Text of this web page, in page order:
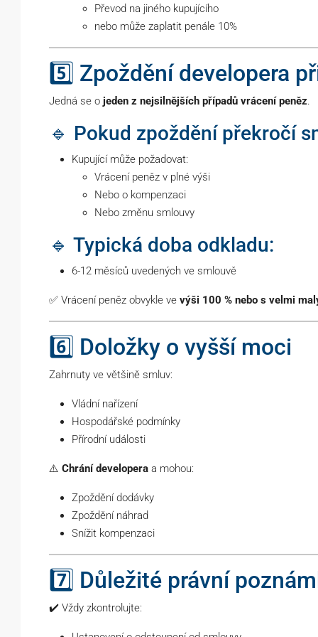
Převod na jiného kupujícího
nebo může zaplatit penále 10%
5️⃣ Zpoždění developera
Jedná se o jeden z nejsilnějších případů vrácení peněz.
🔹 Pokud zpoždění překročí
Kupující může požadovat:
Vrácení peněz v plné výši
Nebo o kompenzaci
Nebo změnu smlouvy
🔹 Typická doba odkladu:
6-12 měsíců uvedených ve smlouvě
✅ Vrácení peněz obvykle ve výši 100 % nebo s velmi
6️⃣ Doložky o vyšší moci
Zahrnuty ve většině smluv:
Vládní nařízení
Hospodářské podmínky
Přírodní události
⚠️ Chrání developera a mohou:
Zpoždění dodávky
Zpoždění náhrad
Snížit kompenzaci
7️⃣ Důležité právní
✔️ Vždy zkontrolujte: